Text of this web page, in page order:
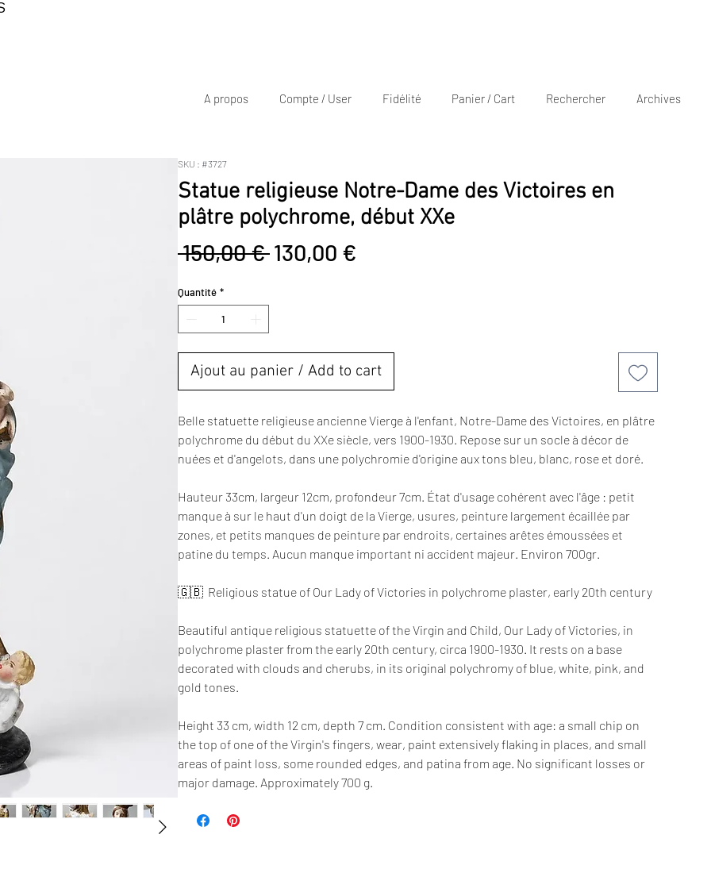
A propos Compte / User Fidélité Panier / Cart Rechercher Archives
SKU : #3727
Statue religieuse Notre-Dame des Victoires en
plâtre polychrome, début XXe
150,00 € Prix
130,00 €
Quantité *
Ajout au panier / Add to cart
Belle statuette religieuse ancienne Vierge à l'enfant, Notre-Dame des Victoires, en plâtre
polychrome du début du XXe siècle, vers 1900-1930. Repose sur un socle à décor de
nuées et d'angelots, dans une polychromie d'origine aux tons bleu, blanc, rose et doré.
Hauteur 33cm, largeur 12cm, profondeur 7cm. État d'usage cohérent avec l'âge : petit
manque à sur le haut d'un doigt de la Vierge, usures, peinture largement écaillée par
zones, et petits manques de peinture par endroits, certaines arêtes émoussées et
patine du temps. Aucun manque important ni accident majeur. Environ 700gr.
🇬🇧 Religious statue of Our Lady of Victories in polychrome plaster, early 20th century
Beautiful antique religious statuette of the Virgin and Child, Our Lady of Victories, in
polychrome plaster from the early 20th century, circa 1900-1930. It rests on a base
decorated with clouds and cherubs, in its original polychromy of blue, white, pink, and
gold tones.
Height 33 cm, width 12 cm, depth 7 cm. Condition consistent with age: a small chip on
the top of one of the Virgin's fingers, wear, paint extensively flaking in places, and small
areas of paint loss, some rounded edges, and patina from age. No significant losses or
major damage. Approximately 700 g.